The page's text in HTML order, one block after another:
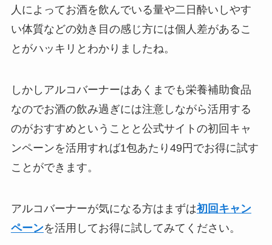
人によってお酒を飲んでいる量や二日酔いしやす
い体質などの効き目の感じ方には個人差があるこ
とがハッキリとわかりましたね。
しかしアルコバーナーはあくまでも栄養補助食品
なのでお酒の飲み過ぎには注意しながら活用する
のがおすすめということと公式サイトの初回キャ
ンペーンを活用すれば1包あたり49円でお得に試す
ことができます。
アルコバーナーが気になる方はまずは初回キャン
ペーンを活用してお得に試してみてください。